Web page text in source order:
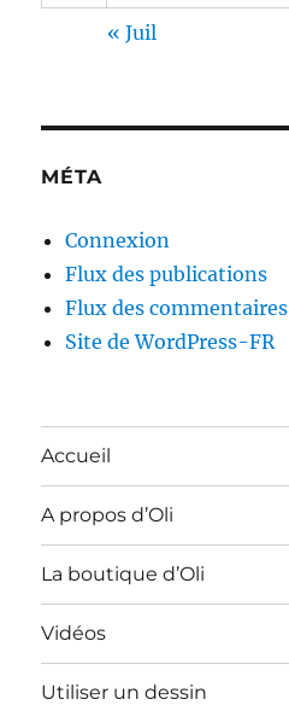
« Juil
MÉTA
Connexion
Flux des publications
Flux des commentaires
Site de WordPress-FR
Accueil
A propos d’Oli
La boutique d’Oli
Vidéos
Utiliser un dessin